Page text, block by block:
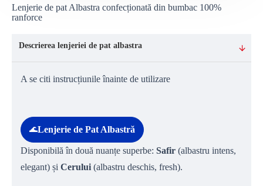
Lenjerie de pat Albastra confecționată din bumbac 100%
ranforce
Descrierea lenjeriei de pat albastra
A se citi instrucțiunile înainte de utilizare
Lenjerie de Pat Albastră
Disponibilă în două nuanțe superbe: Safir (albastru intens,
elegant) și Cerului (albastru deschis, fresh).